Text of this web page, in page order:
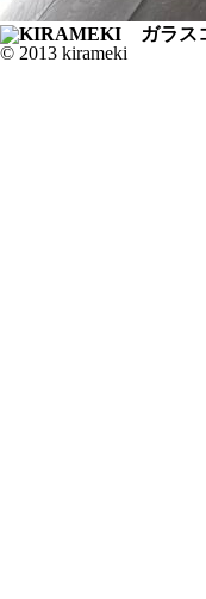
© 2013 kirameki